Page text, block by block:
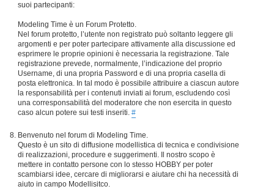
suoi partecipanti:
Modeling Time è un Forum Protetto.
Nel forum protetto, l’utente non registrato può soltanto leggere gli
argomenti e per poter partecipare attivamente alla discussione ed
esprimere le proprie opinioni è necessaria la registrazione. Tale
registrazione prevede, normalmente, l’indicazione del proprio
Username, di una propria Password e di una propria casella di
posta elettronica. In tal modo è possibile attribuire a ciascun autore
la responsabilità per i contenuti inviati ai forum, escludendo così
una corresponsabilità del moderatore che non esercita in questo
caso alcun potere sui testi inseriti. #
Benvenuto nel forum di Modeling Time.
Questo è un sito di diffusione modellistica di tecnica e condivisione
di realizzazioni, procedure e suggerimenti. Il nostro scopo è
mettere in contatto persone con lo stesso HOBBY per poter
scambiarsi idee, cercare di migliorarsi e aiutare chi ha necessità di
aiuto in campo Modellisitco.